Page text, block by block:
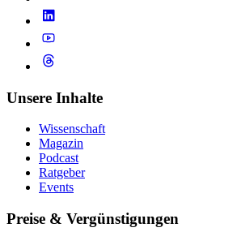
Unsere Inhalte
Wissenschaft
Magazin
Podcast
Ratgeber
Events
Preise & Vergünstigungen